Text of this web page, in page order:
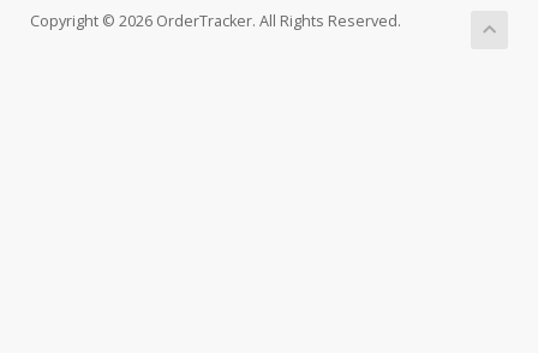
Copyright © 2026 OrderTracker. All Rights Reserved.